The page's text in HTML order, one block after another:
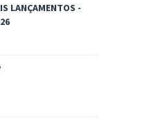
LANÇAMENTOS -